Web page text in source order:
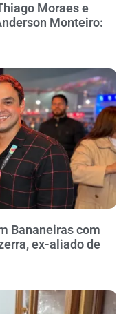
Moraes e
Monteiro:
Bananeiras com
ex-aliado de